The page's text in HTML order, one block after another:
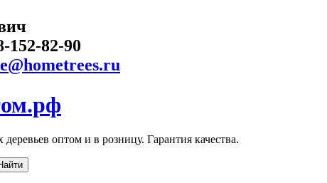
152-82-90
оптом и в розницу. Гарантия качества.